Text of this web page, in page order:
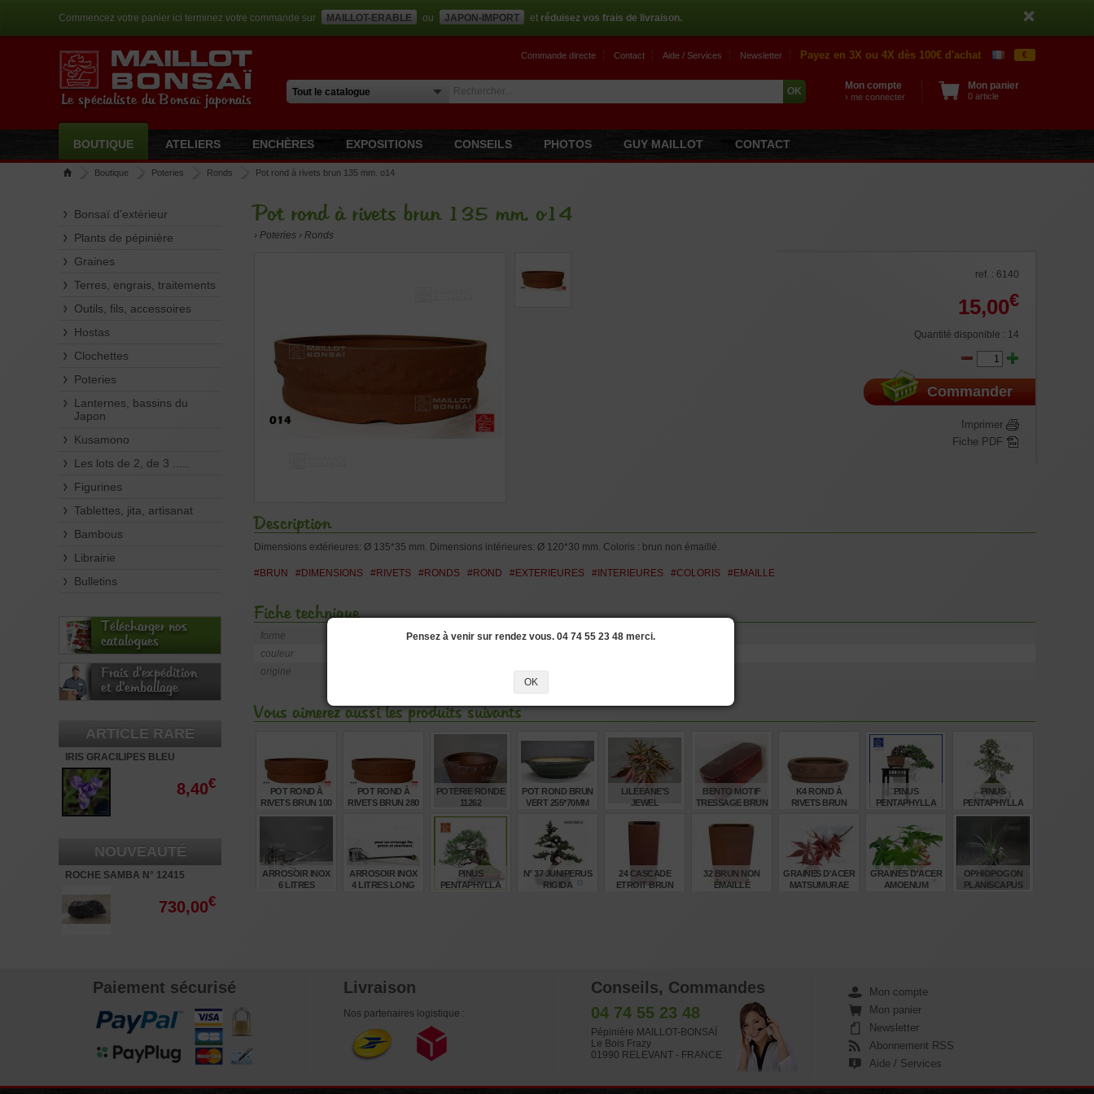
Commencez votre panier ici terminez votre commande sur MAILLOT-ERABLE ou JAPON-IMPORT et réduisez vos frais de livraison.
Le spécialiste du Bonsaï japonais
Commande directe Contact Aide / Services Newsletter Payez en 3X ou 4X dès 100€ d'achat €
Mon compte
› me connecter
Mon panier
0 article
BOUTIQUE ATELIERS ENCHÈRES EXPOSITIONS CONSEILS PHOTOS GUY MAILLOT CONTACT
Boutique Poteries Ronds Pot rond à rivets brun 135 mm. o14
Bonsaï d'extérieur
Plants de pépinière
Graines
Terres, engrais, traitements
Outils, fils, accessoires
Hostas
Clochettes
Poteries
Lanternes, bassins du
Japon
Kusamono
Les lots de 2, de 3 .....
Figurines
Tablettes, jita, artisanat
Bambous
Librairie
Bulletins
Télécharger nos
catalogues
Frais d'expédition
et d'emballage
ARTICLE RARE
IRIS GRACILIPES BLEU
8,40€
NOUVEAUTÉ
ROCHE SAMBA N° 12415
730,00€
Pot rond à rivets brun 135 mm. o14
› Poteries › Ronds
ref. : 6140
15,00€
Quantité disponible : 14
Commander
Imprimer
Fiche PDF
Description
Dimensions extérieures: Ø 135*35 mm. Dimensions intérieures: Ø 120*30 mm. Coloris : brun non émaillé.
#BRUN #DIMENSIONS #RIVETS #RONDS #ROND #EXTERIEURES #INTERIEURES #COLORIS #EMAILLE
Fiche technique
forme
ronde
couleur
origine
Vous aimerez aussi les produits suivants
POT ROND À
RIVETS BRUN 100
6,50
POT ROND À
RIVETS BRUN 280
32,00€
POTERIE RONDE
11262
22,00€
POT ROND BRUN
VERT 255*70MM
35,00€
LILEEANE'S
JEWEL
BENTO MOTIF
TRESSAGE BRUN
K4 ROND À
RIVETS BRUN
5,00€
PINUS
PENTAPHYLLA
2.860,00€
PINUS
PENTAPHYLLA
2.240,00
ARROSOIR INOX
6 LITRES
ARROSOIR INOX
4 LITRES LONG
PINUS
PENTAPHYLLA
N° 37 JUNIPERUS
RIGIDA
24 CASCADE
ETROIT BRUN
32 BRUN NON
ÉMAILLÉ
GRAINES D'ACER
MATSUMURAE
GRAINES D'ACER
AMOENUM
OPHIOPOGON
PLANISCAPUS
Paiement sécurisé Livraison
Nos partenaires logistique :
Conseils, Commandes
04 74 55 23 48
Pépinière MAILLOT-BONSAÏ
Le Bois Frazy
01990 RELEVANT - FRANCE
Mon compte
Mon panier
Newsletter
Abonnement RSS
Aide / Services
Pensez à venir sur rendez vous. 04 74 55 23 48 merci.
OK